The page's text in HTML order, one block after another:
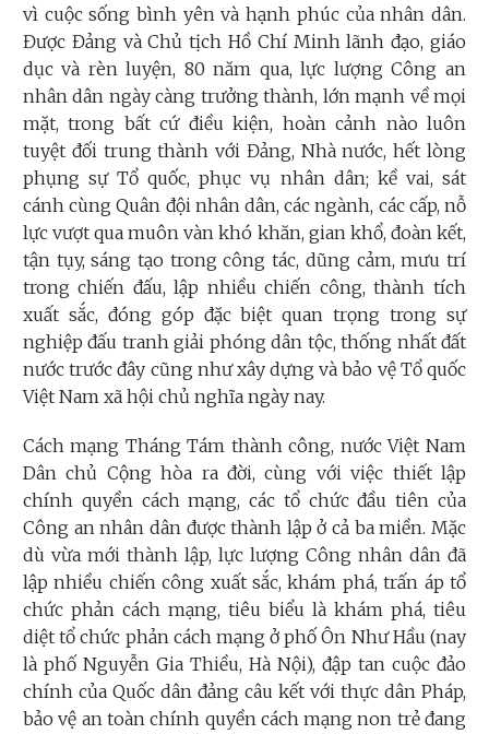
vì cuộc sống bình yên và hạnh phúc của nhân dân.
Được Đảng và Chủ tịch Hồ Chí Minh lãnh đạo, giáo
dục và rèn luyện, 80 năm qua, lực lượng Công an
nhân dân ngày càng trưởng thành, lớn mạnh về mọi
mặt, trong bất cứ điều kiện, hoàn cảnh nào luôn
tuyệt đối trung thành với Đảng, Nhà nước, hết lòng
phụng sự Tổ quốc, phục vụ nhân dân; kề vai, sát
cánh cùng Quân đội nhân dân, các ngành, các cấp, nỗ
lực vượt qua muôn vàn khó khăn, gian khổ, đoàn kết,
tận tụy, sáng tạo trong công tác, dũng cảm, mưu trí
trong chiến đấu, lập nhiều chiến công, thành tích
xuất sắc, đóng góp đặc biệt quan trọng trong sự
nghiệp đấu tranh giải phóng dân tộc, thống nhất đất
nước trước đây cũng như xây dựng và bảo vệ Tổ quốc
Việt Nam xã hội chủ nghĩa ngày nay.
Cách mạng Tháng Tám thành công, nước Việt Nam
Dân chủ Cộng hòa ra đời, cùng với việc thiết lập
chính quyền cách mạng, các tổ chức đầu tiên của
Công an nhân dân được thành lập ở cả ba miền. Mặc
dù vừa mới thành lập, lực lượng Công nhân dân đã
lập nhiều chiến công xuất sắc, khám phá, trấn áp tổ
chức phản cách mạng, tiêu biểu là khám phá, tiêu
diệt tổ chức phản cách mạng ở phố Ôn Như Hầu (nay
là phố Nguyễn Gia Thiều, Hà Nội), đập tan cuộc đảo
chính của Quốc dân đảng câu kết với thực dân Pháp,
bảo vệ an toàn chính quyền cách mạng non trẻ đang